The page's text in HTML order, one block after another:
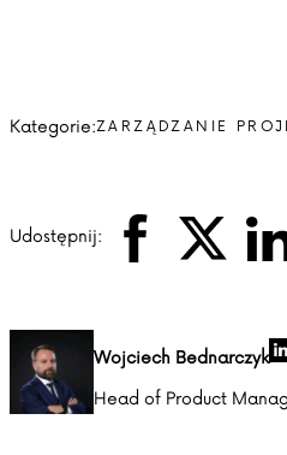
Kategorie:ZARZĄDZANIE
Udostępnij:
Wojciech Bednarczyk
Head of Product